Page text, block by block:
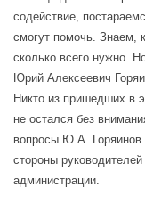
содействие,
смогут помочь. Знаем,
сколько всего нужно.
Юрий Алексеевич
Никто из пришедших в
не остался без
вопросы Ю.А. Горяинов
стороны
администрации.